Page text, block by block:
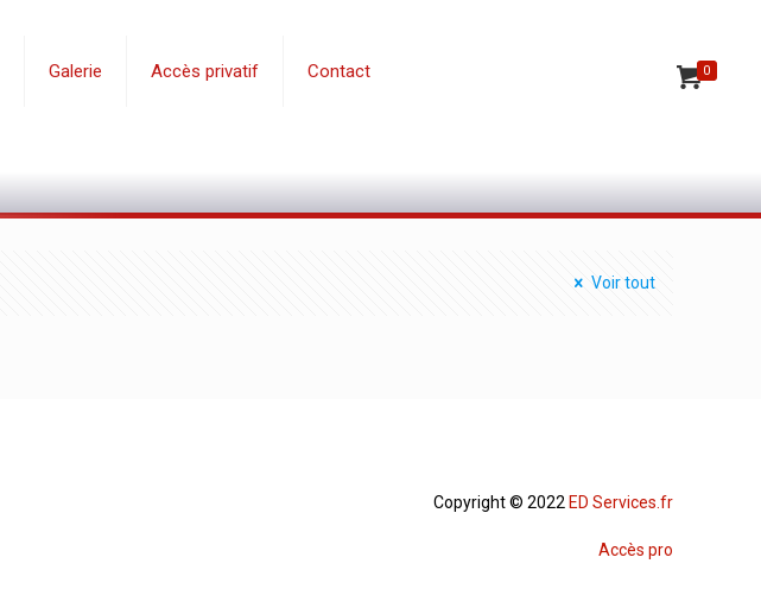
Galerie Accès privatif Contact 0
Voir tout
Copyright © 2022 ED Services.fr
Accès pro